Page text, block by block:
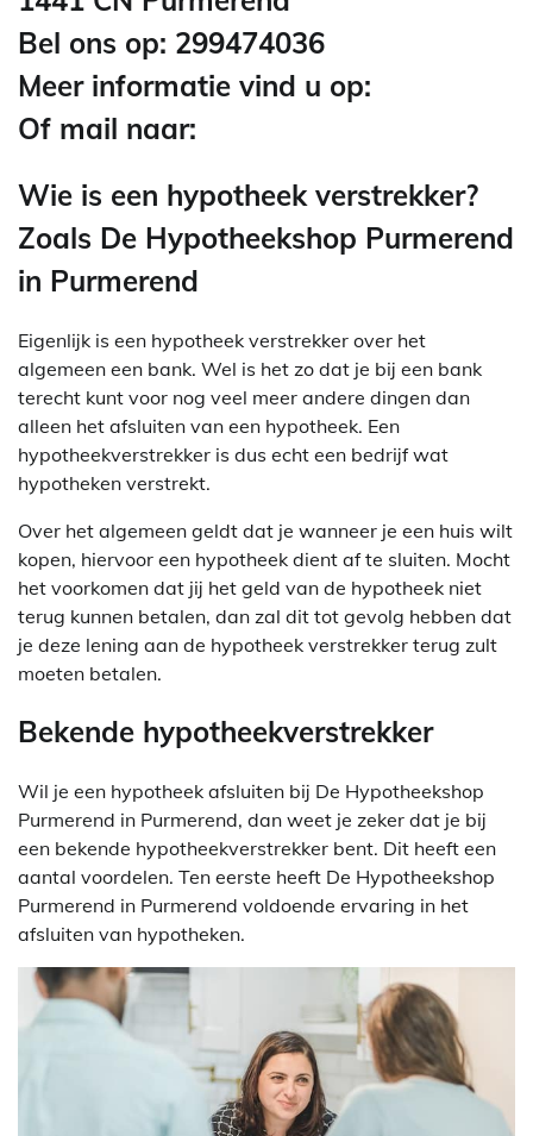
Bel ons op: 299474036
Meer informatie vind u op:
Of mail naar:
Wie is een hypotheek verstrekker?
Zoals De Hypotheekshop Purmerend
in Purmerend
Eigenlijk is een hypotheek verstrekker over het
algemeen een bank. Wel is het zo dat je bij een bank
terecht kunt voor nog veel meer andere dingen dan
alleen het afsluiten van een hypotheek. Een
hypotheekverstrekker is dus echt een bedrijf wat
hypotheken verstrekt.
Over het algemeen geldt dat je wanneer je een huis wilt
kopen, hiervoor een hypotheek dient af te sluiten. Mocht
het voorkomen dat jij het geld van de hypotheek niet
terug kunnen betalen, dan zal dit tot gevolg hebben dat
je deze lening aan de hypotheek verstrekker terug zult
moeten betalen.
Bekende hypotheekverstrekker
Wil je een hypotheek afsluiten bij De Hypotheekshop
Purmerend in Purmerend, dan weet je zeker dat je bij
een bekende hypotheekverstrekker bent. Dit heeft een
aantal voordelen. Ten eerste heeft De Hypotheekshop
Purmerend in Purmerend voldoende ervaring in het
afsluiten van hypotheken.